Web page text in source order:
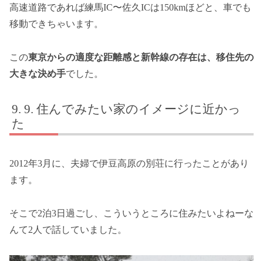
高速道路であれば練馬IC〜佐久ICは150kmほどと、車でも
移動できちゃいます。
この東京からの適度な距離感と新幹線の存在は、移住先の
大きな決め手でした。
9. 住んでみたい家のイメージに近かっ
た
2012年3月に、夫婦で伊豆高原の別荘に行ったことがあり
ます。
そこで2泊3日過ごし、こういうところに住みたいよねーな
んて2人で話していました。